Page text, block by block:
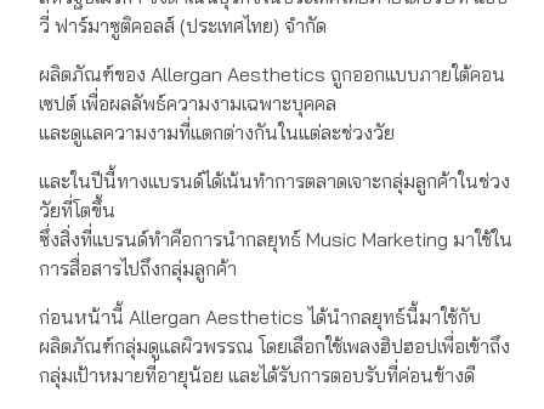
วี่ ฟาร์มาซูติคอลส์ (ประเทศไทย) จำกัด
ผลิตภัณฑ์ของ Allergan Aesthetics ถูกออกแบบภายใต้คอน
เซปต์ เพื่อผลลัพธ์ความงามเฉพาะบุคคล
และดูแลความงามที่แตกต่างกันในแต่ละช่วงวัย
และในปีนี้ทางแบรนด์ได้เน้นทำการตลาดเจาะกลุ่มลูกค้าในช่วง
วัยที่โตขึ้น
ซึ่งสิ่งที่แบรนด์ทำคือการนำกลยุทธ์ Music Marketing มาใช้ใน
การสื่อสารไปถึงกลุ่มลูกค้า
ก่อนหน้านี้ Allergan Aesthetics ได้นำกลยุทธ์นี้มาใช้กับ
ผลิตภัณฑ์กลุ่มดูแลผิวพรรณ โดยเลือกใช้เพลงฮิปฮอปเพื่อเข้าถึง
กลุ่มเป้าหมายที่อายุน้อย และได้รับการตอบรับที่ค่อนข้างดี